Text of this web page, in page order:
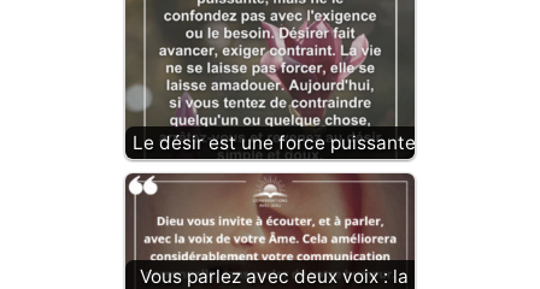
Le désir est une force puissante
Vous parlez avec deux voix : la